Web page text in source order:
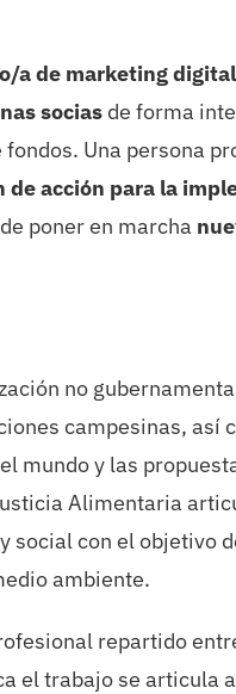
a de marketing digital
sociasde forma
Una persona
de acción para la
poner en marcha
no
campesinas, así
mundo y las
Alimentaria
social con el objetivo
ambiente.
repartido
el trabajo se articula